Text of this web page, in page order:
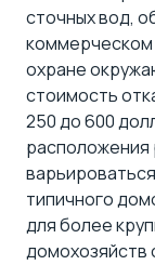
сточных вод,
коммерческом
охране
стоимость
250 до 600
расположения
типичного
для более
домохозяйств